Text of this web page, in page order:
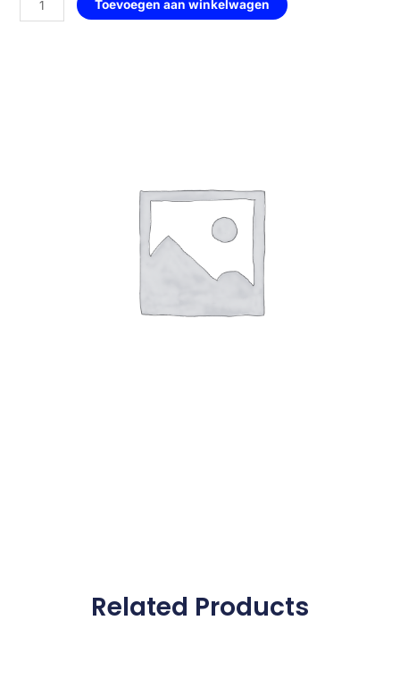
—
Toevoegen aan winkelwagen
Related Products